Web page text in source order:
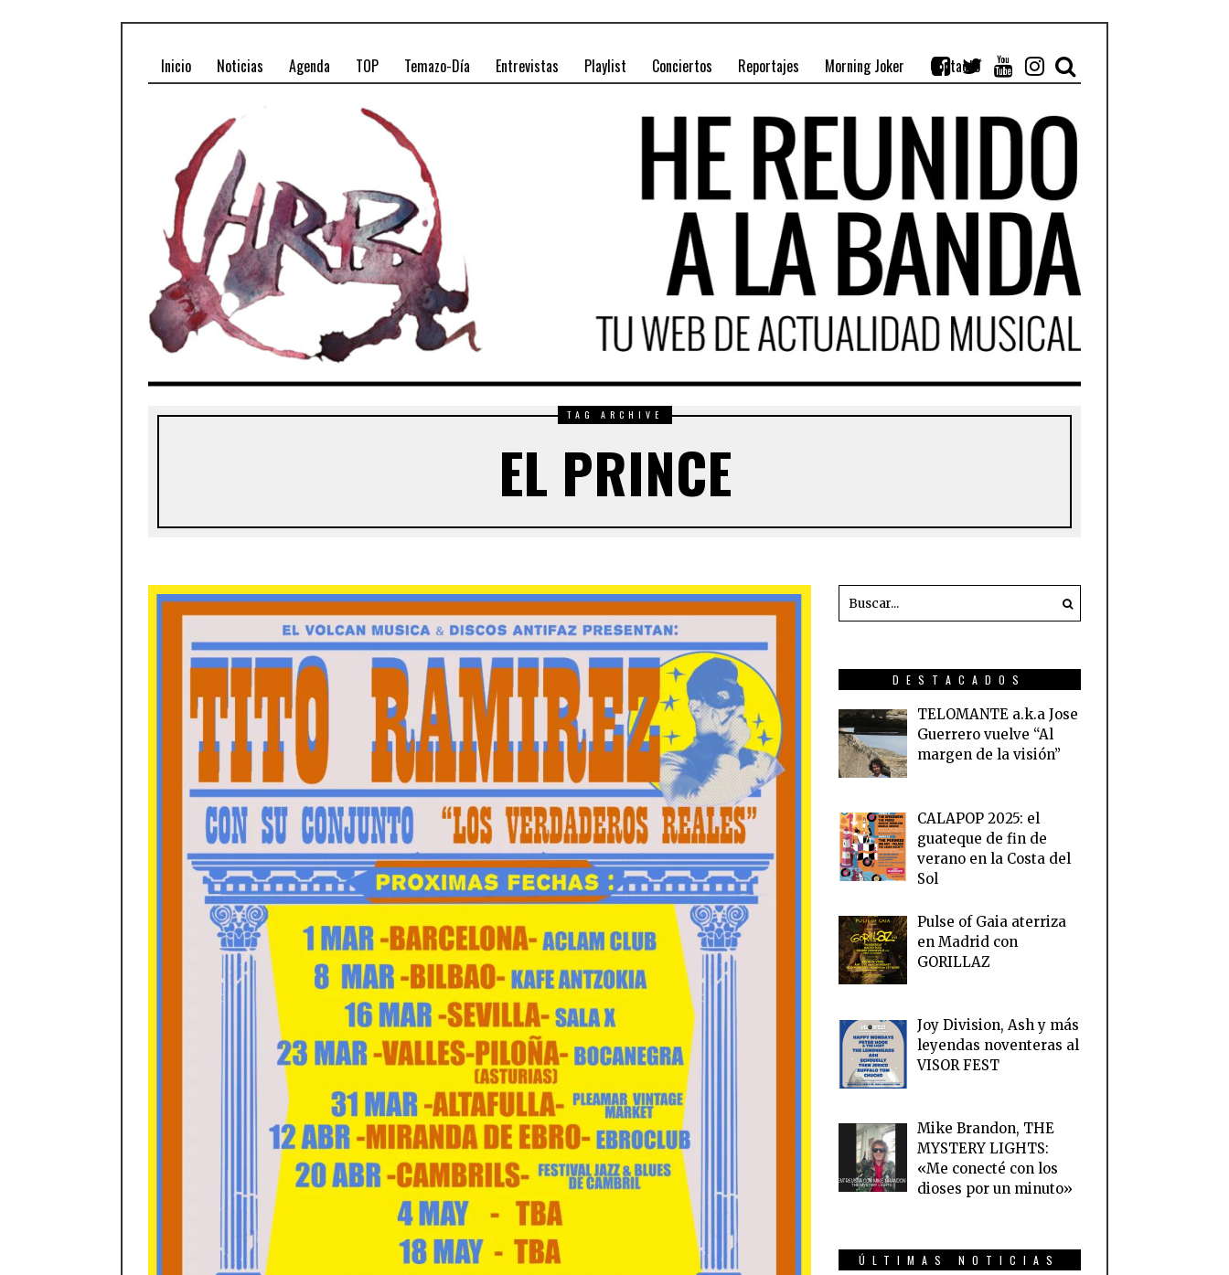
Inicio Noticias Agenda TOP Temazo-Día Entrevistas Playlist Conciertos Reportajes Morning Joker Contacto
TAG ARCHIVE
EL PRINCE
DESTACADOS
TELOMANTE a.k.a Jose
Guerrero vuelve “Al
margen de la visión”
CALAPOP 2025: el
guateque de fin de
verano en la Costa del
Sol
Pulse of Gaia aterriza
en Madrid con
GORILLAZ
Joy Division, Ash y más
leyendas noventeras al
VISOR FEST
Mike Brandon, THE
MYSTERY LIGHTS:
«Me conecté con los
dioses por un minuto»
ÚLTIMAS NOTICIAS